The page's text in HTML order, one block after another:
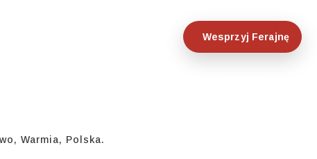
Wesprzyj Ferajnę
Warmia, Polska.